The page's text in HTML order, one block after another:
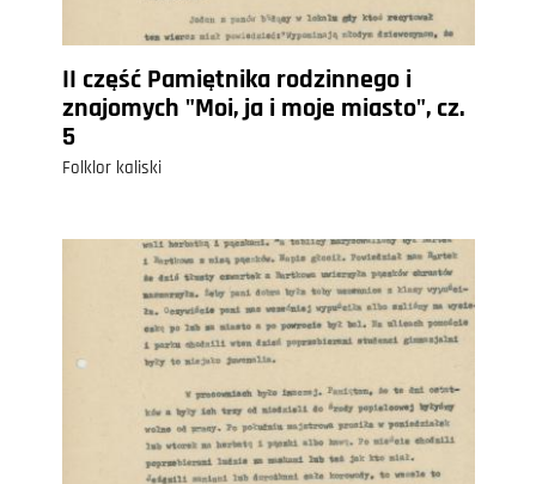
II część Pamiętnika rodzinnego i
znajomych "Moi, ja i moje miasto", cz.
5
Folklor kaliski